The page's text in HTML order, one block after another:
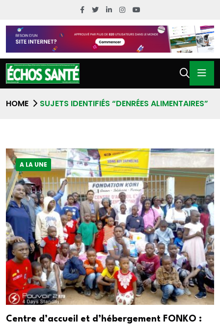
HOME SUJETS IDENTIFIÉS “DENRÉES ALIMENTAIRES”
A LA UNE
Centre d’accueil et d’hébergement FONKO :